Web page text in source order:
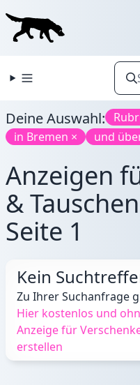
Deine Auswahl:
in Bremen ×
und
Anzeigen
&
Seite 1
Kein
Zu Ihrer Suchanfrage
Hier kostenlos und
Anzeige für
erstellen